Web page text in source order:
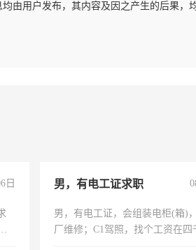
由用户发布，其内容及因之产生的后果，
日 男，有电工证求职
男，有电工证，会组装电柜(箱)
厂维修；C1驾照，找个工资在四